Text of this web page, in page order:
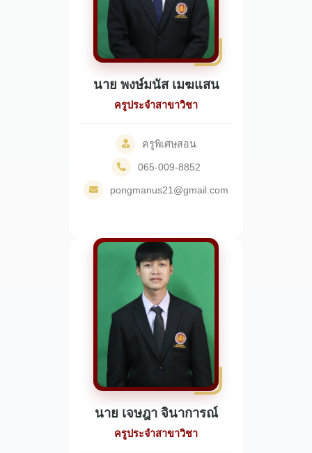
นาย พงษ์มนัส เมฆแสน
ครูประจำสาขาวิชา
ครูพิเศษสอน
065-009-8852
pongmanus21@gmail.com
นาย เจษฎา จินาการณ์
ครูประจำสาขาวิชา